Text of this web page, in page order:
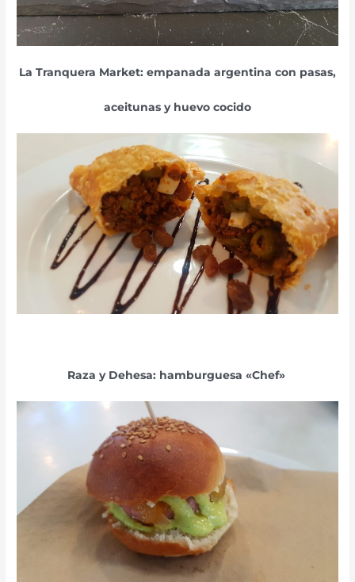
La Tranquera Market: empanada argentina con pasas,
aceitunas y huevo cocido
Raza y Dehesa: hamburguesa «Chef»